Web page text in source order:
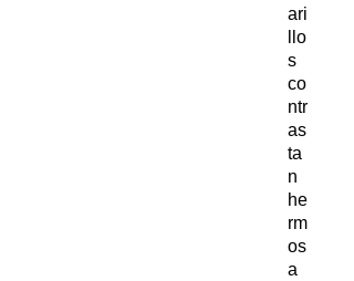
ari
llo
s
co
ntr
as
ta
n
he
rm
os
a